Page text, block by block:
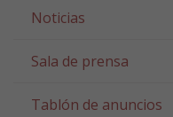
Noticias
Sala de prensa
Tablón de anuncios